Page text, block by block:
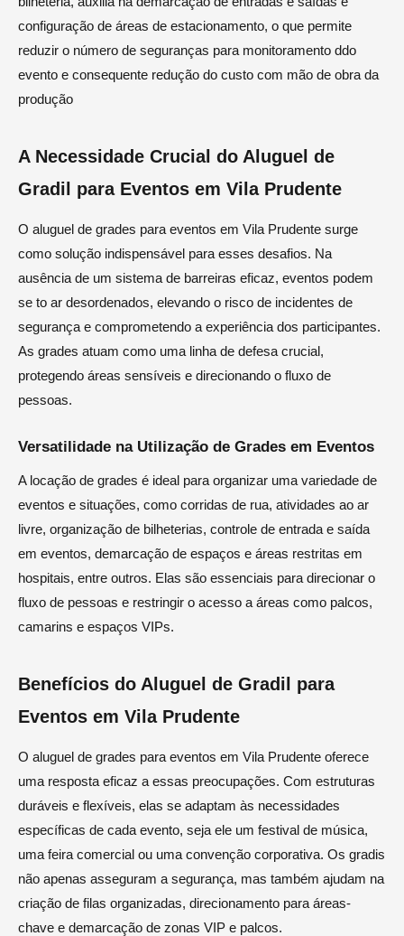
configuração de áreas de estacionamento, o que permite
reduzir o número de seguranças para monitoramento ddo
evento e consequente redução do custo com mão de obra da
produção
A Necessidade Crucial do Aluguel de
Gradil para Eventos em Vila Prudente
O aluguel de grades para eventos em Vila Prudente surge
como solução indispensável para esses desafios. Na
ausência de um sistema de barreiras eficaz, eventos podem
se to ar desordenados, elevando o risco de incidentes de
segurança e comprometendo a experiência dos participantes.
As grades atuam como uma linha de defesa crucial,
protegendo áreas sensíveis e direcionando o fluxo de
pessoas.
Versatilidade na Utilização de Grades em Eventos
A locação de grades é ideal para organizar uma variedade de
eventos e situações, como corridas de rua, atividades ao ar
livre, organização de bilheterias, controle de entrada e saída
em eventos, demarcação de espaços e áreas restritas em
hospitais, entre outros. Elas são essenciais para direcionar o
fluxo de pessoas e restringir o acesso a áreas como palcos,
camarins e espaços VIPs.
Benefícios do Aluguel de Gradil para
Eventos em Vila Prudente
O aluguel de grades para eventos em Vila Prudente oferece
uma resposta eficaz a essas preocupações. Com estruturas
duráveis e flexíveis, elas se adaptam às necessidades
específicas de cada evento, seja ele um festival de música,
uma feira comercial ou uma convenção corporativa. Os gradis
não apenas asseguram a segurança, mas também ajudam na
criação de filas organizadas, direcionamento para áreas-
chave e demarcação de zonas VIP e palcos.